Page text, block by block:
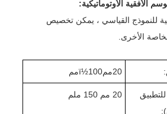
الأفقية الأوتوماتيكية:
للنموذج القياسي ، يمكن تخصيص
الأخرى.
20ممï½100 مم
20 مم 1 50 ملم